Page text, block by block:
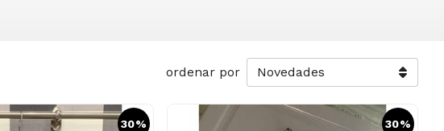
ordenar por
30% 30%